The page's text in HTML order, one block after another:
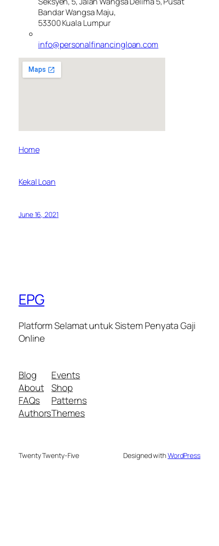
Bandar Wangsa Maju,
53300 Kuala Lumpur
info@personalfinancingloan.com
Home
Kekal Loan
June 16, 2021
EPG
Platform Selamat untuk Sistem Penyata Gaji
Online
Blog
About
FAQs
Authors
Events
Shop
Patterns
Themes
Twenty Twenty-Five Designed withWordPress